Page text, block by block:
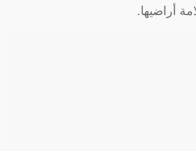
أراضيها.